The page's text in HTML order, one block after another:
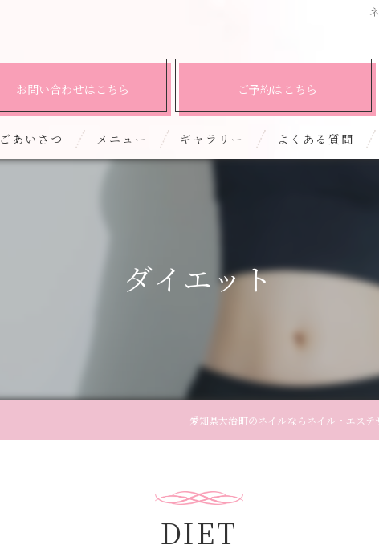
お問い合わせはこちら ご予約はこちら
ごあいさつ メニュー ギャラリー よくある質問
ダイエット
愛知県大治町のネイルならネイル・エステ
DIET